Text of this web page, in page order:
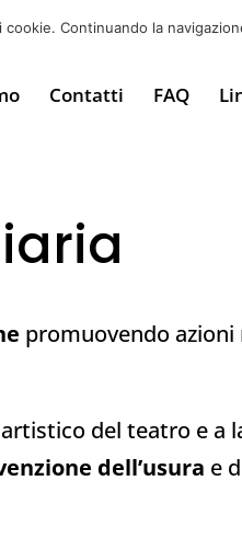
06 39725888
Contatti FAQ
promuovendo azioni
del teatro e a
dell’usura e
Continuando la